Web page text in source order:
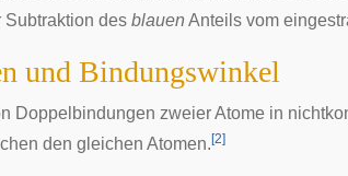
Subtraktion des blauen Anteils vom
und Bindungswinkel
Doppelbindungen zweier Atome in
den gleichen Atomen. [2]